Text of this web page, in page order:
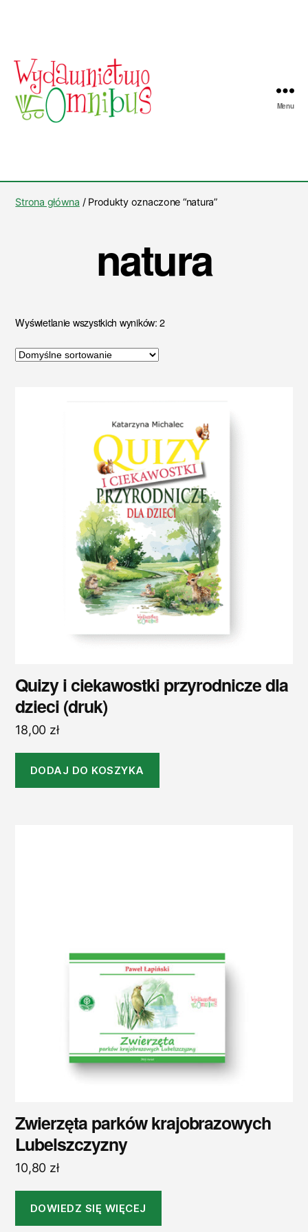
Omnibus
Menu
Strona główna / Produkty oznaczone “natura”
natura
Wyświetlanie wszystkich wyników: 2
Quizy i ciekawostki przyrodnicze dla
dzieci (druk)
18,00 zł
DODAJ DO KOSZYKA
Zwierzęta parków krajobrazowych
Lubelszczyzny
10,80 zł
DOWIEDZ SIĘ WIĘCEJ